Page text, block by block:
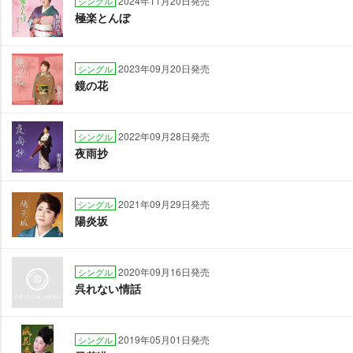
極楽とんぼ
シングル 2023年09月20日発売
鏡の花
シングル 2022年09月28日発売
夜雨抄
シングル 2021年09月29日発売
陽炎坂
シングル 2020年09月16日発売
呉れない情話
シングル 2019年05月01日発売